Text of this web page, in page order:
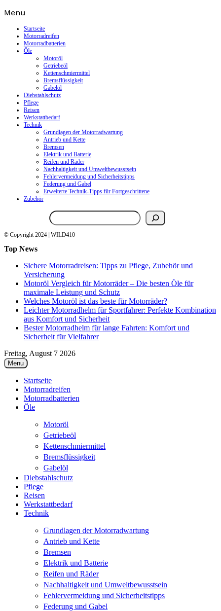
Skip
content
Menu
Startseite
Motorradreifen
Motorradbatterien
Öle
Motoröl
Getriebeöl
Kettenschmiermittel
Bremsflüssigkeit
Gabelöl
Diebstahlschutz
Pflege
Reisen
Werkstattbedarf
Technik
Grundlagen der Motorradwartung
Antrieb und Kette
Bremsen
Elektrik und Batterie
Reifen und Räder
Nachhaltigkeit und Umweltbewusstsein
Fehlervermeidung und Sicherheitstipps
Federung und Gabel
Erweiterte Technik-Tipps für Fortgeschrittene
Zubehör
© Copyright 2024 | WILD410
Top News
Sichere Motorradreisen: Tipps zu Pflege, Zubehör und
Versicherung
Motoröl Vergleich für Motorräder – Die besten Öle für
maximale Leistung und Schutz
Welches Motoröl ist das beste für Motorräder?
Leichter Motorradhelm für Sportfahrer: Perfekte Kombination
aus Komfort und Sicherheit
Bester Motorradhelm für lange Fahrten: Komfort und
Sicherheit für Vielfahrer
Freitag, August 7 2026
Menu
Startseite
Motorradreifen
Motorradbatterien
Öle
Motoröl
Getriebeöl
Kettenschmiermittel
Bremsflüssigkeit
Gabelöl
Diebstahlschutz
Pflege
Reisen
Werkstattbedarf
Technik
Grundlagen der Motorradwartung
Antrieb und Kette
Bremsen
Elektrik und Batterie
Reifen und Räder
Nachhaltigkeit und Umweltbewusstsein
Fehlervermeidung und Sicherheitstipps
Federung und Gabel